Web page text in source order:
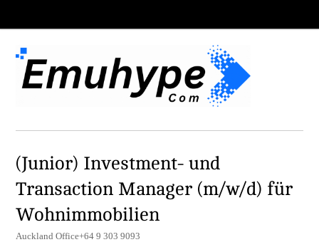
(Junior) Investment- und
Transaction Manager (m/w/d) für
Wohnimmobilien
Auckland Office+64 9 303 9093